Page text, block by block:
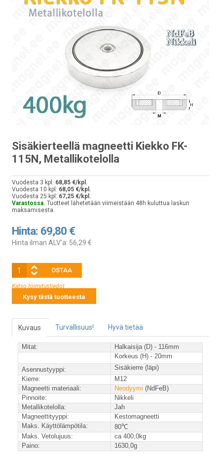
Sisäkierteellä magneetti Kiekko FK-
115N, Metallikotelolla
Vuodesta 3 kpl: 68,85 €/kpl.
Vuodesta 10 kpl: 68,05 €/kpl.
Vuodesta 25 kpl: 67,25 €/kpl.
Varastossa. Tuotteet lähetetään viimeistään 48h kuluttua laskun
maksamisesta.
Hinta: 69,80 €
Hinta ilman ALV'a: 56,29 €
Katso toimitustiedot
Kysy tästä tuotteesta
Kuvaus Turvallisuus! Hyvä tietää
Mitat: Halkaisija(D) - 116mm
Korkeus(H) - 20mm
Asennustyyppi:
Sisäkierre (läpi)
Kierre:
M12
Magneetti materiaali: Neodyymi (NdFeB)
Pinnoite:
Nikkeli
Metallikotelolla:
Jah
Magneettityyppi:
Kestomagneetti
Maks. Käyttölämpötila: 80℃
Maks.Vetolujuus: ca 400,0kg
Paino: 1630,0g